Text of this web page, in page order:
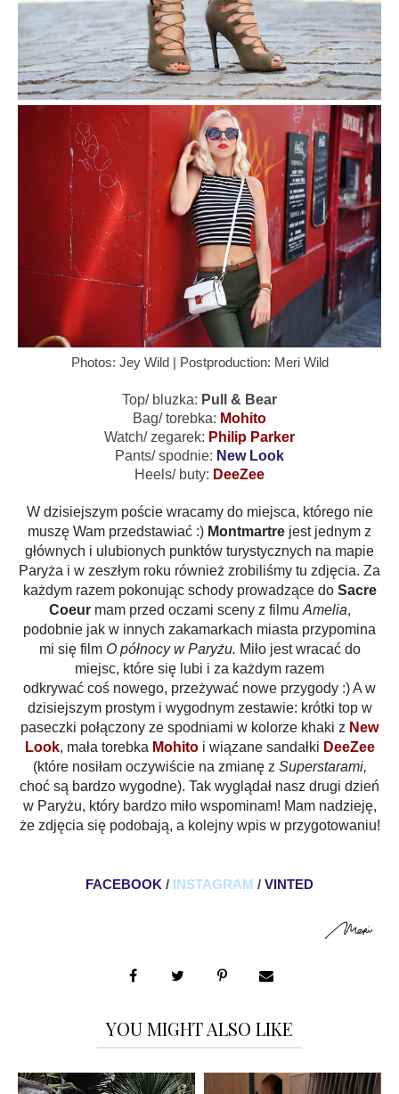
Photos: Jey Wild | Postproduction: Meri Wild
Top/ bluzka: Pull & Bear
Bag/ torebka: Mohito
Watch/ zegarek: Philip Parker
Pants/ spodnie: New Look
Heels/ buty: DeeZee
W dzisiejszym poście wracamy do miejsca, którego nie
muszę Wam przedstawiać :) Montmartre jest jednym z
głównych i ulubionych punktów turystycznych na mapie
Paryża i w zeszłym roku również zrobiliśmy tu zdjęcia. Za
każdym razem pokonując schody prowadzące doSacre
Coeur mam przed oczami sceny z filmu Amelia,
podobnie jak w innych zakamarkach miasta przypomina
mi się film O północy w Paryżu. Miło jest wracać do
miejsc, które się lubi i za każdym razem
odkrywać coś nowego, przeżywać nowe przygody :) A w
dzisiejszym prostym i wygodnym zestawie: krótki top w
paseczki połączony ze spodniami w kolorze khaki z New
Look, mała torebka Mohitoi wiązane sandałki DeeZee
(które nosiłam oczywiście na zmianę z Superstarami,
choć są bardzo wygodne). Tak wyglądał nasz drugi dzień
w Paryżu, który bardzo miło wspominam! Mam nadzieję,
że zdjęcia się podobają, a kolejny wpis w przygotowaniu!
FACEBOOK / INSTAGRAM / VINTED
YOU MIGHT ALSO LIKE